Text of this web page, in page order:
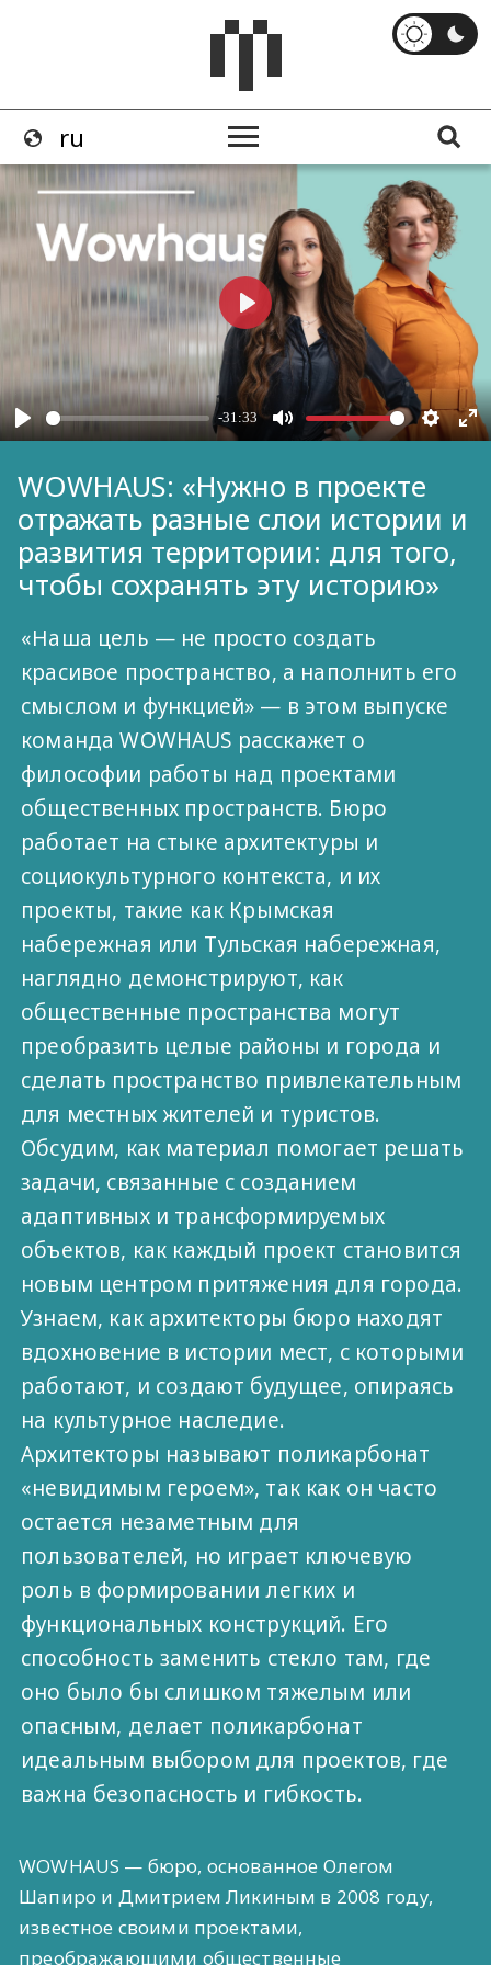
WOWHAUS: «Нужно в проекте
отражать разные слои истории и
развития территории: для того,
чтобы сохранять эту историю»
«Наша цель — не просто создать
красивое пространство, а наполнить его
смыслом и функцией» — в этом выпуске
команда WOWHAUS расскажет о
философии работы над проектами
общественных пространств. Бюро
работает на стыке архитектуры и
социокультурного контекста, и их
проекты, такие как Крымская
набережная или Тульская набережная,
наглядно демонстрируют, как
общественные пространства могут
преобразить целые районы и города и
сделать пространство привлекательным
для местных жителей и туристов.
Обсудим, как материал помогает решать
задачи, связанные с созданием
адаптивных и трансформируемых
объектов, как каждый проект становится
новым центром притяжения для города.
Узнаем, как архитекторы бюро находят
вдохновение в истории мест, с которыми
работают, и создают будущее, опираясь
на культурное наследие.
Архитекторы называют поликарбонат
«невидимым героем», так как он часто
остается незаметным для
пользователей, но играет ключевую
роль в формировании легких и
функциональных конструкций. Его
способность заменить стекло там, где
оно было бы слишком тяжелым или
опасным, делает поликарбонат
идеальным выбором для проектов, где
важна безопасность и гибкость.
WOWHAUS — бюро, основанное Олегом
Шапиро и Дмитрием Ликиным в 2008 году,
известное своими проектами,
преображающими общественные